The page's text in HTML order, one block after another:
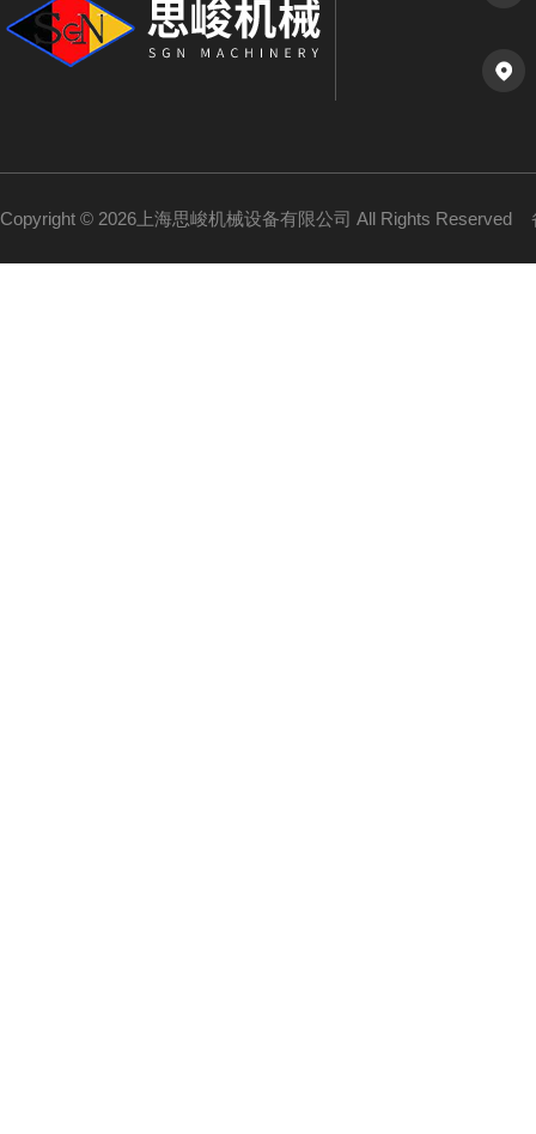
Copyright © 2026上海思峻机械设备有限公司 All Rights Reserved